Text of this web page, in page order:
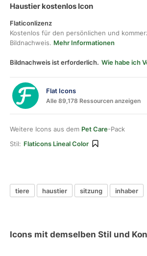
Haustier kostenlos Icon
Flaticonlizenz
Kostenlos für den persönlichen und
Bildnachweis. Mehr Informationen
Bildnachweis ist erforderlich. Wie habe ich
Flat Icons
Alle 89,178 Ressourcen anzeigen
Weitere Icons aus dem Pet Care-Pack
Stil: Flaticons Lineal Color
tiere haustier sitzung inhaber
Icons mit demselben Stil und